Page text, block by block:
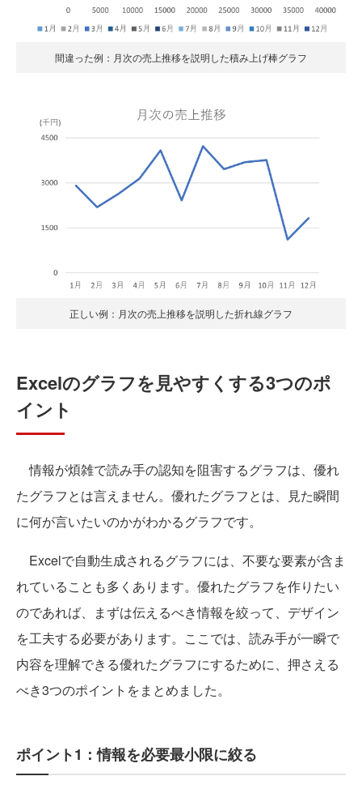
間違った例：月次の売上推移を説明した積み上げ棒グラフ
正しい例：月次の売上推移を説明した折れ線グラフ
Excelのグラフを見やすくする3つのポ
イント
情報が煩雑で読み手の認知を阻害するグラフは、優れ
たグラフとは言えません。優れたグラフとは、見た瞬間
に何が言いたいのかがわかるグラフです。
Excelで自動生成されるグラフには、不要な要素が含ま
れていることも多くあります。優れたグラフを作りたい
のであれば、まずは伝えるべき情報を絞って、デザイン
を工夫する必要があります。ここでは、読み手が一瞬で
内容を理解できる優れたグラフにするために、押さえる
べき3つのポイントをまとめました。
ポイント1：情報を必要最小限に絞る